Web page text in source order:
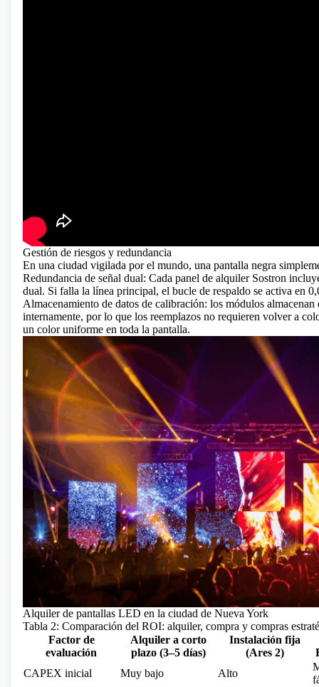
Gestión de riesgos y redundancia
En una ciudad vigilada por el mundo, una pantalla negra
Redundancia de señal dual: Cada panel de alquiler Sostron
dual. Si falla la línea principal, el bucle de respaldo se activa en
Almacenamiento de datos de calibración: los módulos almacenan
internamente, por lo que los reemplazos no requieren volver a
un color uniforme en toda la pantalla.
Alquiler de pantallas LED en la ciudad de Nueva York
Tabla 2: Comparación del ROI: alquiler, compra y compras
Factor de
evaluación
Alquiler a corto
plazo (3–5 días)
Instalación fija
(Ares 2)
CAPEX inicial
Muy bajo Alto